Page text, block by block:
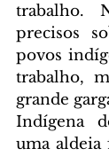
trabalho.
precisos
povos
trabalho,
grande
Indígena
uma aldeia